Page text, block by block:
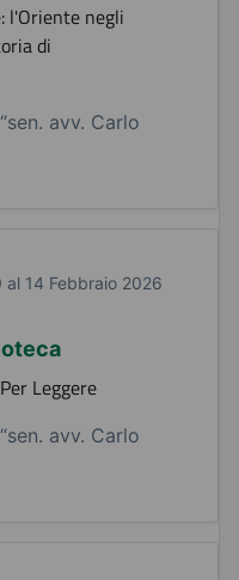
l'Oriente negli
di
avv. Carlo
14 Febbraio 2026
Leggere
avv. Carlo